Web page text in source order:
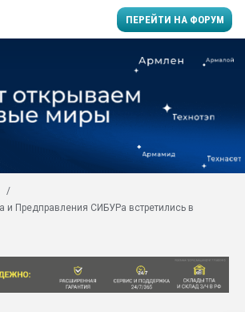
ПЕРЕЙТИ НА ФОРУМ
производство SPC
заводу пластмасс"
28.07.2026
первый план в
и Предправления СИБУРа встретились в